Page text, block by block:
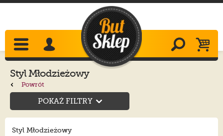
Styl Młodzieżowy
Powrót
POKAŻ FILTRY
Styl Młodzieżowy